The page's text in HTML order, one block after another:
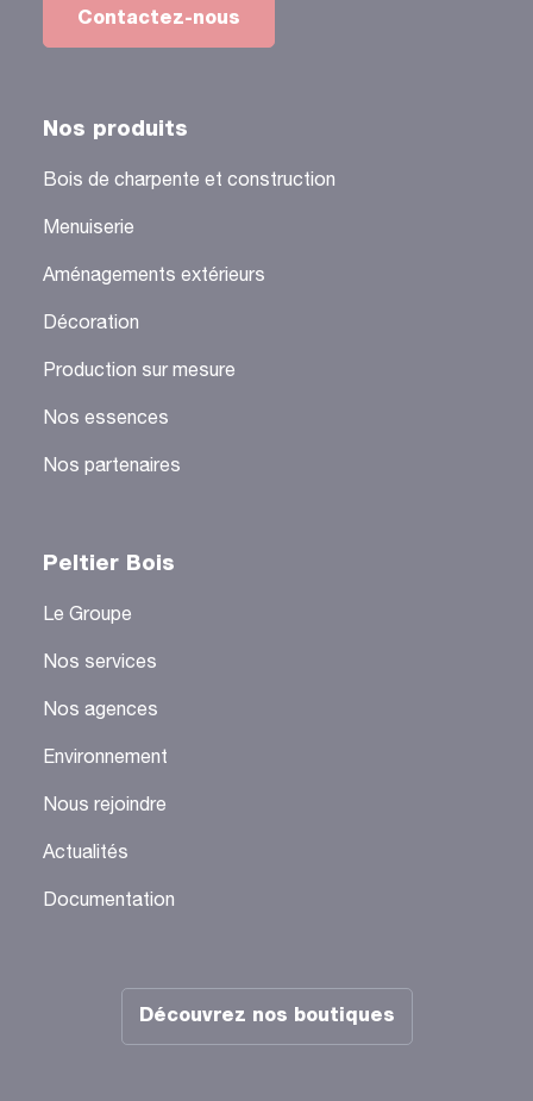
Contactez-nous
Nos produits
Bois de charpente et construction
Menuiserie
Aménagements extérieurs
Décoration
Production sur mesure
Nos essences
Nos partenaires
Peltier Bois
Le Groupe
Nos services
Nos agences
Environnement
Nous rejoindre
Actualités
Documentation
Découvrez nos boutiques